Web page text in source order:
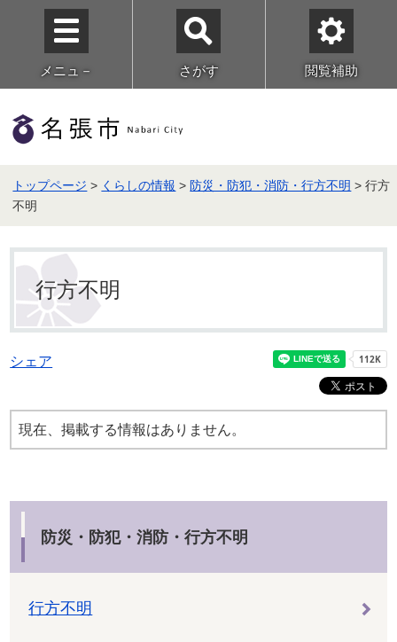
メニュ－ さがす 閲覧補助
トップページ > くらしの情報 > 防災・防犯・消防・行方不明 > 行方
不明
行方不明
シェア
現在、掲載する情報はありません。
防災・防犯・消防・行方不明
行方不明